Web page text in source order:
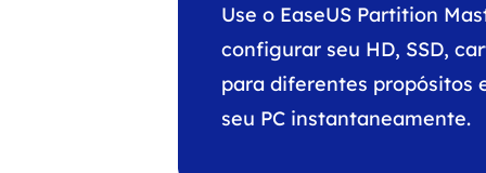
Use o EaseUS Partition
configurar seu HD, SSD,
para diferentes propósitos
seu PC instantaneamente.